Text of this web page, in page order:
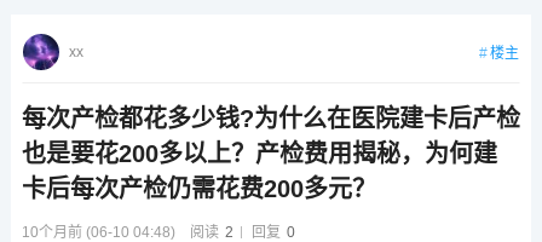
每次产检都花多少钱?为什么在医院建卡后产检
也是要花200多以上？产检费用揭秘，为何建
卡后每次产检仍需花费200多元？
10个月前 (06-10 04:48) 阅读 2 回复 0
xx 楼主